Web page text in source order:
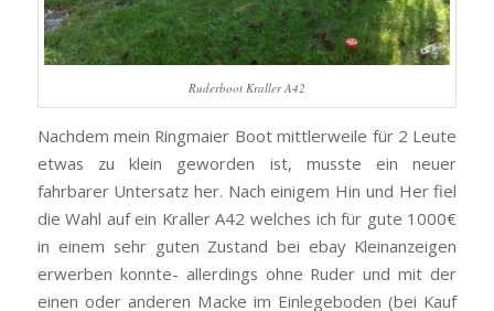
Ruderboot Kraller A42
Nachdem mein Ringmaier Boot mittlerweile für 2 Leute
etwas zu klein geworden ist, musste ein neuer
fahrbarer Untersatz her. Nach einigem Hin und Her fiel
die Wahl auf ein Kraller A42 welches ich für gute 1000€
in einem sehr guten Zustand bei ebay Kleinanzeigen
erwerben konnte- allerdings ohne Ruder und mit der
einen oder anderen Macke im Einlegeboden (bei Kauf